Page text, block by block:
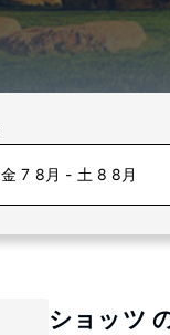
金 7 8月 - 土 8 8月
ショッツ